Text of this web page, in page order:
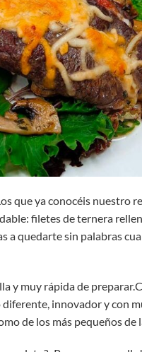
que ya conocéis nuestro
filetes de ternera
a quedarte sin palabras
y muy rápida de
innovador y con
de los más pequeños de